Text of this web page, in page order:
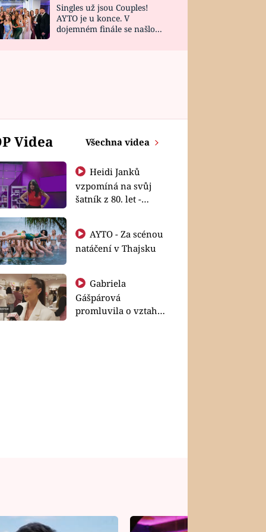
Singles už jsou Couples!
AYTO je u konce. V
dojemném finále se našlo
Videa Všechna videa
Heidi Janků
vzpomíná na svůj
šatník z 80. let -
natáčení v Thajsku
Gabriela
Gášpárová
promluvila o vztahu